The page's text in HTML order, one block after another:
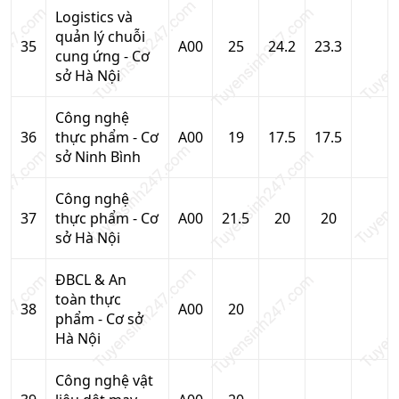
35
Logistics và
quản lý chuỗi
cung ứng - Cơ
sở Hà Nội
A00 25 24.2 23.3
36
Công nghệ
thực phẩm - Cơ
sở Ninh Bình
A00 19 17.5 17.5
37
Công nghệ
thực phẩm - Cơ
sở Hà Nội
A00 21.5 20 20
38
ĐBCL & An
toàn thực
phẩm - Cơ sở
Hà Nội
A00 20
Công nghệ vật